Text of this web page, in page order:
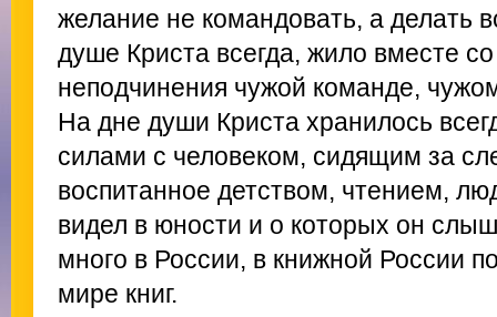
желание не командовать, а делать
душе Криста всегда, жило вместе
неподчинения чужой команде,
На дне души Криста хранилось
силами с человеком, сидящим за
воспитанное детством, чтением,
видел в юности и о которых он
много в России, в книжной России
мире книг.